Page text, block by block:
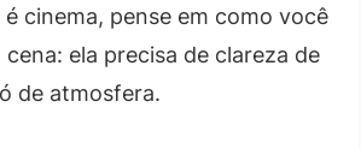
cinema, pense em como você
ela precisa de clareza de
de atmosfera.